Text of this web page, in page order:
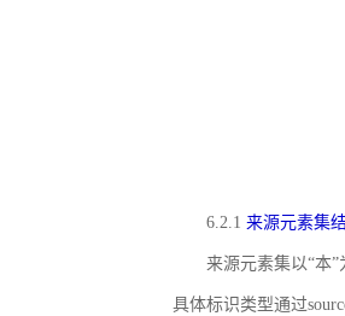
6.2.1 来源元素集
来源元素集以“本
具体标识类型通过